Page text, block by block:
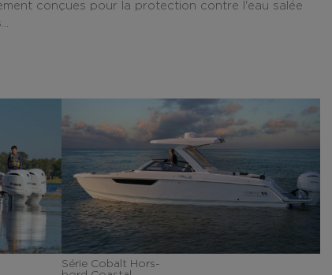
conçues pour la protection contre l'eau salée
Série Cobalt Hors-